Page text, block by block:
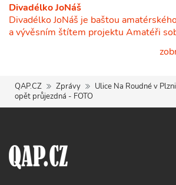
Divadélko JoNáš
Divadélko JoNáš je baštou
a vývěsním štítem projektu Amatéři
QAP.CZ Zprávy
Ulice Na Roudné v
opět průjezdná - FOTO